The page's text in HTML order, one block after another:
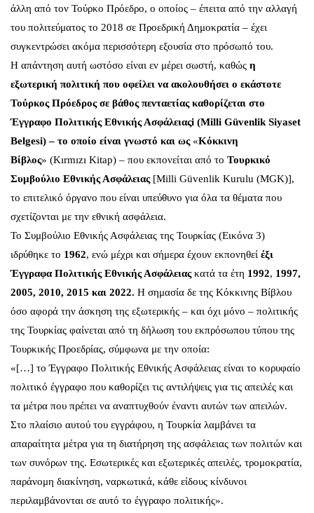
άλλη από τον Τούρκο Πρόεδρο, ο οποίος – έπειτα από την αλλαγή
του πολιτεύματος το 2018 σε Προεδρική Δημοκρατία – έχει
συγκεντρώσει ακόμα περισσότερη εξουσία στο πρόσωπό του.
Η απάντηση αυτή ωστόσο είναι εν μέρει σωστή, καθώς η
εξωτερική πολιτική που οφείλει να ακολουθήσει ο εκάστοτε
Τούρκος Πρόεδρος σε βάθος πενταετίας καθορίζεται στο
Έγγραφο Πολιτικής Εθνικής Ασφάλειαςi (Milli Güvenlik Siyaset
Belgesi) – το οποίο είναι γνωστό και ως«Κόκκινη
Βίβλος» (Kırmızı Kitap) – που εκπονείται από το Τουρκικό
Συμβούλιο Εθνικής Ασφάλειας[Milli Güvenlik Kurulu (MGK)],
το επιτελικό όργανο που είναι υπεύθυνο για όλα τα θέματα που
σχετίζονται με την εθνική ασφάλεια.
Το Συμβούλιο Εθνικής Ασφάλειας της Τουρκίας (Εικόνα 3)
ιδρύθηκε το 1962, ενώ μέχρι και σήμερα έχουν εκπονηθεί έξι
Έγγραφα Πολιτικής Εθνικής Ασφάλειαςκατά τα έτη 1992, 1997,
2005, 2010, 2015 και 2022. Η σημασία δε της Κόκκινης Βίβλου
όσο αφορά την άσκηση της εξωτερικής – και όχι μόνο – πολιτικής
της Τουρκίας φαίνεται από τη δήλωση του εκπρόσωπου τύπου της
Τουρκικής Προεδρίας, σύμφωνα με την οποία:
«[…] το Έγγραφο Πολιτικής Εθνικής Ασφάλειας είναι το κορυφαίο
πολιτικό έγγραφο που καθορίζει τις αντιλήψεις για τις απειλές και
τα μέτρα που πρέπει να αναπτυχθούν έναντι αυτών των απειλών.
Στο πλαίσιο αυτού του εγγράφου, η Τουρκία λαμβάνει τα
απαραίτητα μέτρα για τη διατήρηση της ασφάλειας των πολιτών και
των συνόρων της. Εσωτερικές και εξωτερικές απειλές, τρομοκρατία,
παράνομη διακίνηση, ναρκωτικά, κάθε είδους κίνδυνοι
περιλαμβάνονται σε αυτό το έγγραφο πολιτικής».